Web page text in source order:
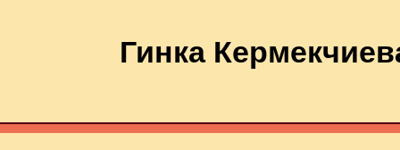
Гинка